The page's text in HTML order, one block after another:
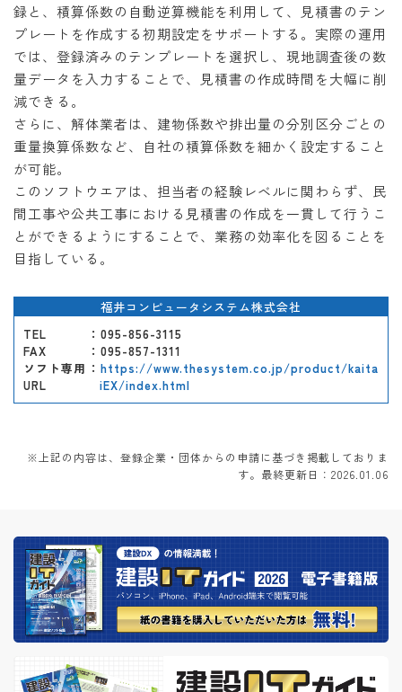
録と、積算係数の自動逆算機能を利用して、見積書のテン
プレートを作成する初期設定をサポートする。実際の運用
では、登録済みのテンプレートを選択し、現地調査後の数
量データを入力することで、見積書の作成時間を大幅に削
減できる。
さらに、解体業者は、建物係数や排出量の分別区分ごとの
重量換算係数など、自社の積算係数を細かく設定すること
が可能。
このソフトウエアは、担当者の経験レベルに関わらず、民
間工事や公共工事における見積書の作成を一貫して行うこ
とができるようにすることで、業務の効率化を図ることを
目指している。
福井コンピュータシステム株式会社
TEL
：095-856-3115
FAX
：095-857-1311
ソフト専用
URL
： https://www.thesystem.co.jp/product/kaita
iEX/index.html
※上記の内容は、登録企業・団体からの申請に基づき掲載しておりま
す。最終更新日：2026.01.06